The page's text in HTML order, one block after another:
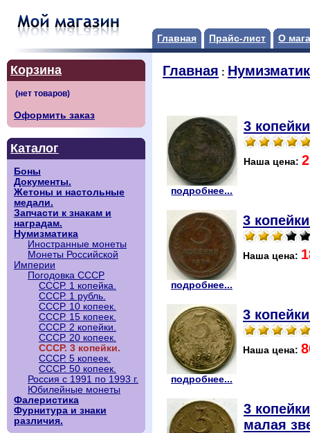
Главная Прайс-лист О
Корзина
Оформить заказ
Каталог
Боны
Документы.
Жетоны и настольные
медали.
Запчасти к знакам и
наградам.
Нумизматика
Иностранные монеты
Монеты Российской
Империи
Погодовка СССР
СССР. 1 копейка.
СССР. 1 рубль.
СССР. 10 копеек.
СССР. 15 копеек.
СССР. 2 копейки.
СССР. 20 копеек.
СССР. 3 копейки.
СССР. 5 копеек.
СССР. 50 копеек.
Россия с 1991 по 1993 г.
Юбилейные монеты
Фалеристика
Фурнитура и знаки
различия.
Главная :
подробнее...
3
Наша цена:
подробнее...
3
Наша цена:
подробнее...
3
Наша цена:
3
малая